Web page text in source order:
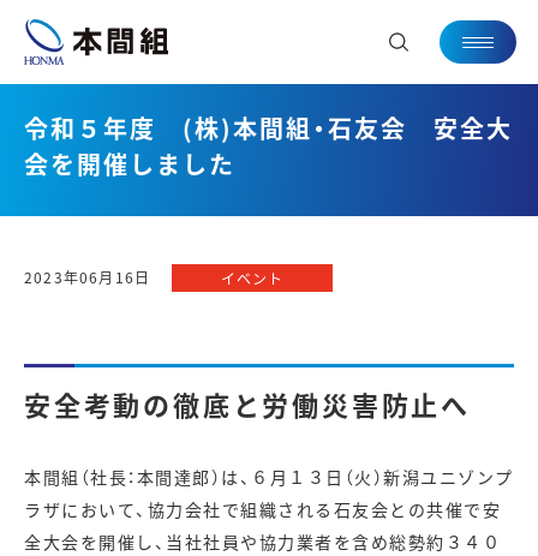
令和５年度 (株)本間組・石友会 安全大
会を開催しました
2023年06月16日 イベント
安全考動の徹底と労働災害防止へ
本間組（社長：本間達郎）は、６月１３日（火）新潟ユニゾンプ
ラザにおいて、協力会社で組織される石友会との共催で安
全大会を開催し、当社社員や協力業者を含め総勢約３４０